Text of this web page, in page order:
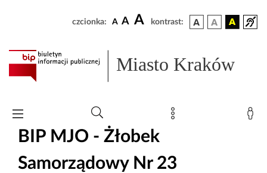
czcionka: A A A kontrast:
Miasto Kraków
BIP MJO - Żłobek
Samorządowy Nr 23